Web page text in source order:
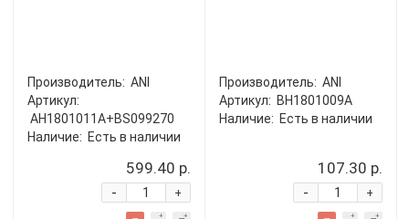
Производитель: ANI
Артикул:
AH1801011A+BS099270
Наличие: Есть в наличии
599.40 р.
+
-
Производитель: ANI
Артикул: BH1801009A
Наличие: Есть в наличии
107.30 р.
+
-